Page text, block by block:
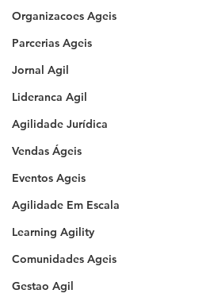
Organizacoes Ageis
Parcerias Ageis
Jornal Agil
Lideranca Agil
Agilidade Jurídica
Vendas Ágeis
Eventos Ageis
Agilidade Em Escala
Learning Agility
Comunidades Ageis
Gestao Agil